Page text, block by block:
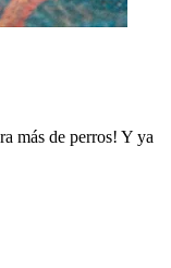
más de perros! Y ya